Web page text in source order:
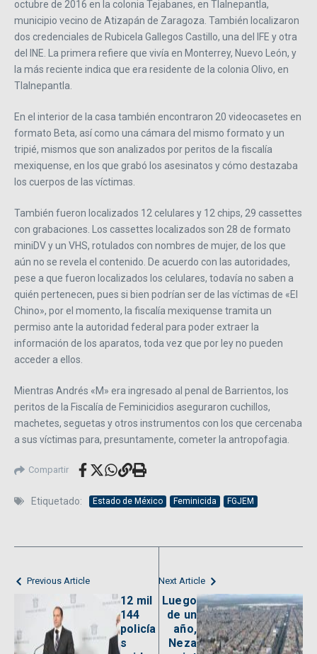
octubre de 2016 en la colonia Tejabanes, en Tlalnepantla,
municipio vecino de Atizapán de Zaragoza. También localizaron
dos credenciales de Rubicela Gallegos Castillo, una del IFE y otra
del INE. La primera refiere que vivía en Monterrey, Nuevo León, y
la más reciente indica que era residente de la colonia Olivo, en
Tlalnepantla.
En el interior de la casa también encontraron 20 videocasetes en
formato Beta, así como una cámara del mismo formato y un
tripié, mismos que son analizados por peritos de la fiscalía
mexiquense, en los que grabó los asesinatos y cómo destazaba
los cuerpos de las víctimas.
También fueron localizados 12 celulares y 12 chips, 29 cassettes
con grabaciones. Los cassettes localizados son 28 de formato
miniDV y un VHS, rotulados con nombres de mujer, de los que
aún no se revela el contenido. De acuerdo con las autoridades,
pese a que fueron localizados los celulares, todavía no saben a
quién pertenecen, pues si bien podrían ser de las víctimas de «El
Chino», por el momento, la fiscalía mexiquense tramita un
permiso ante la autoridad federal para poder extraer la
información de los aparatos, toda vez que por ley no pueden
acceder a ellos.
Mientras Andrés «M» era ingresado al penal de Barrientos, los
peritos de la Fiscalía de Feminicidios aseguraron cuchillos,
machetes, seguetas y otros instrumentos con los que cercenaba
a sus víctimas para, presuntamente, cometer la antropofagia.
Compartir
Etiquetado: Estado de México Feminicida FGJEM
Previous Article
12 mil
144
policía
s
Next Article
Luego
de un
año,
Neza